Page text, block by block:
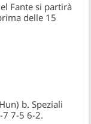
Fante si partirà
delle 15
b. Speziali
7-5 6-2.